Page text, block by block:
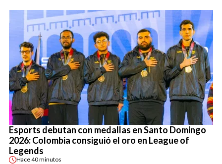
Esports debutan con medallas en Santo Domingo
2026: Colombia consiguió el oro en League of
Legends
Hace40 minutos